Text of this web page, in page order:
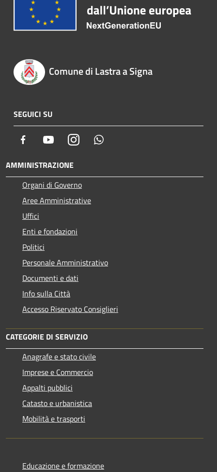
Comune di Lastra a Signa
SEGUICI SU
Facebook YoutubeInstagram
AMMINISTRAZIONE
Organi di Governo
Aree Amministrative
Uffici
Enti e fondazioni
Politici
Personale Amministrativo
Documenti e dati
Info sulla Città
Accesso Riservato Consiglieri
CATEGORIE DI SERVIZIO
Anagrafe e stato civile
Imprese e Commercio
Appalti pubblici
Catasto e urbanistica
Mobilità e trasporti
Educazione e formazione